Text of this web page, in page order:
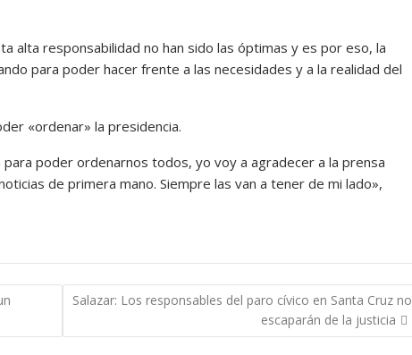
alta responsabilidad no han sido las óptimas y es por eso, la
para poder hacer frente a las necesidades y a la realidad del
«ordenar» la presidencia.
poder ordenarnos todos, yo voy a agradecer a la prensa
de primera mano. Siempre las van a tener de mi lado»,
Salazar: Los responsables del paro cívico en Santa Cruz no
escaparán de la justicia